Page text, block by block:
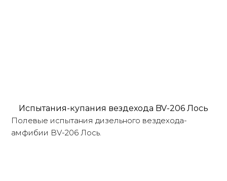
Испытания-купания вездехода BV-206 Лось
Полевые испытания дизельного вездехода-
амфибии BV-206 Лось.